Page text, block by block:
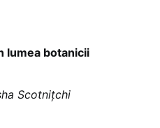
lumea botanicii
Scotnițchi